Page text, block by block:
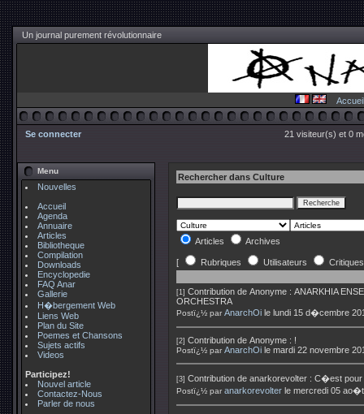
Un journal purement révolutionnaire
Accueil
Se connecter 21 visiteur(s) et 0
Menu
Nouvelles
Accueil
Agenda
Annuaire
Articles
Bibliotheque
Compilation
Downloads
Encyclopedie
FAQ Anar
Gallerie
H�bergement Web
Liens Web
Plan du Site
Poemes et Chansons
Sujets actifs
Videos
Participez!
Nouvel article
Contactez-Nous
Parler de nous
Rechercher dans Culture
Articles Archives
[ Rubriques Utilisateurs
[1] Contribution de Anonyme : ANARKHIA
ORCHESTRA
Postï¿½ par AnarchOi le lundi 15 d�cembre
[2] Contribution de Anonyme : !
Postï¿½ par AnarchOi le mardi 22 novembre
[3] Contribution de anarkorevolter : C�est pour
Postï¿½ par anarkorevolter le mercredi 05